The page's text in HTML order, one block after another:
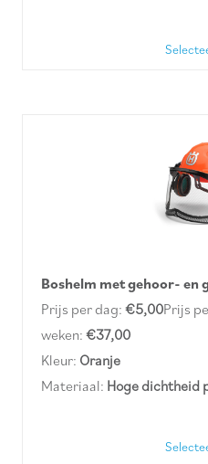
Boshelm met gehoor- en
Prijs per dag: €5,00Prijs
weken: €37,00
Kleur: Oranje
Materiaal: Hoge dichtheid